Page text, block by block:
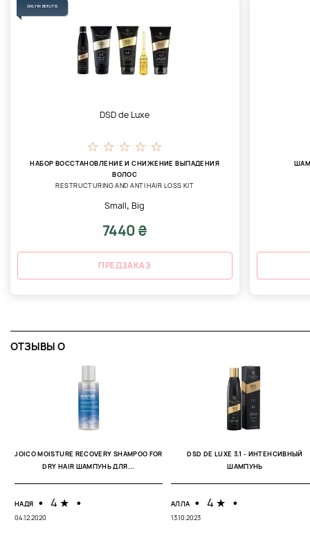
ONLY IN BEAUTIS
DSD de Luxe
НАБОР ВОССТАНОВЛЕНИЕ И СНИЖЕНИЕ ВЫПАДЕНИЯ
ВОЛОС
RESTRUCTURING AND ANTI HAIR LOSS KIT
Small,Big
7440 ₴
ПРЕДЗАКАЗ
ОТЗЫВЫ O
JOICO MOISTURE RECOVERY SHAMPOO FOR
DRY HAIR ШАМПУНЬ ДЛЯ...
НАДЯ • 4 ★ •
04.12.2020
DSD DE LUXE 3.1 - ИНТЕНСИВНЫЙ
ШАМПУНЬ
АЛЛА • 4 ★ •
13.10.2023